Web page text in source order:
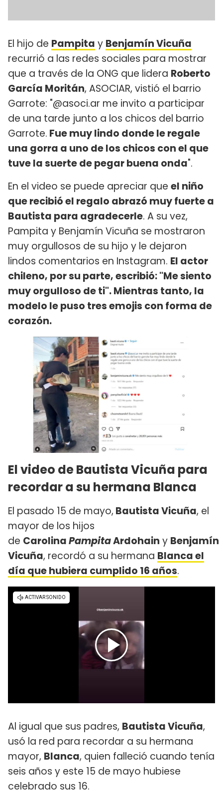
El hijo de Pampita y Benjamín Vicuña
recurrió a las redes sociales para mostrar
que a través de la ONG que lidera Roberto
García Moritán, ASOCIAR, vistió el barrio
Garrote: "@asoci.ar me invito a participar
de una tarde junto a los chicos del barrio
Garrote. Fue muy lindo donde le regale
una gorra a uno de los chicos con el que
tuve la suerte de pegar buena onda".
En el video se puede apreciar que el niño
que recibió el regalo abrazó muy fuerte a
Bautista para agradecerle. A su vez,
Pampita y Benjamín Vicuña se mostraron
muy orgullosos de su hijo y le dejaron
lindos comentarios en Instagram. El actor
chileno, por su parte, escribió: "Me siento
muy orgulloso de ti". Mientras tanto, la
modelo le puso tres emojis con forma de
corazón.
El video de Bautista Vicuña para
recordar a su hermana Blanca
El pasado 15 de mayo, Bautista Vicuña, el
mayor de los hijos
de CarolinaPampitaArdohain y Benjamín
Vicuña, recordó a su hermana Blanca el
día que hubiera cumplido 16 años.
Al igual que sus padres, Bautista Vicuña,
usó la red para recordar a su hermana
mayor, Blanca, quien falleció cuando tenía
seis años y este 15 de mayo hubiese
celebrado sus 16.